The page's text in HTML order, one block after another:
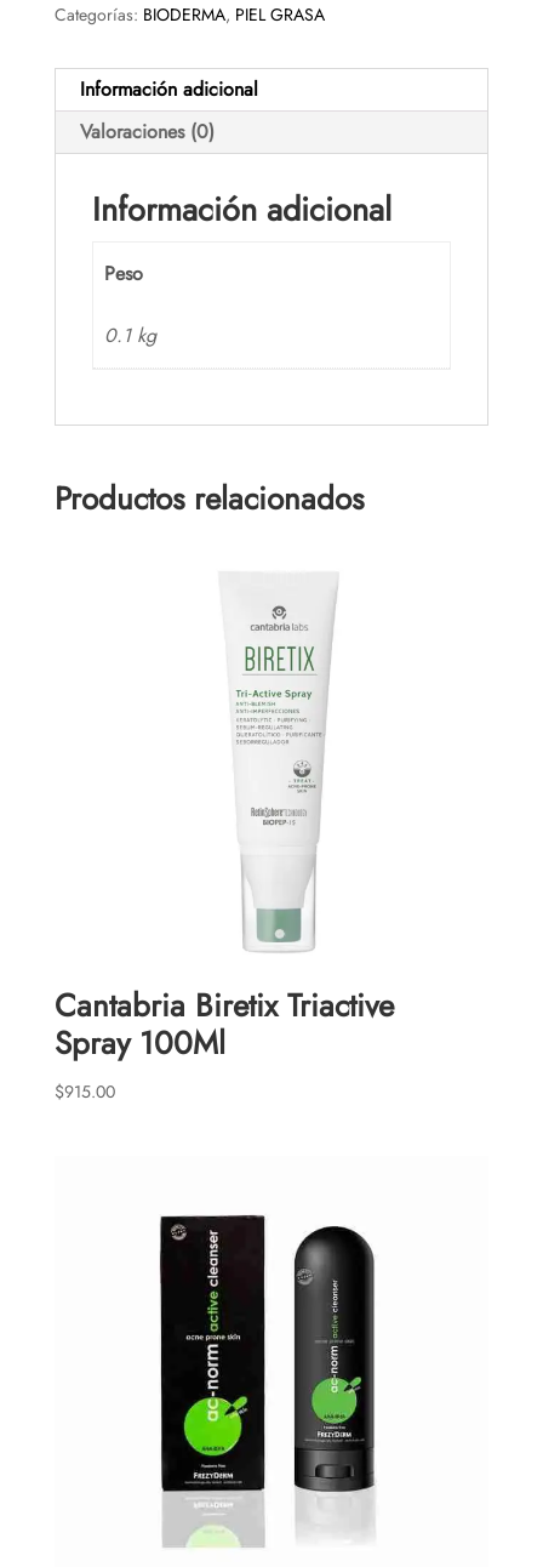
Categorías: BIODERMA, PIEL GRASA
Información adicional
Valoraciones (0)
Información adicional
Peso
0.1 kg
Productos relacionados
Cantabria Biretix Triactive
Spray 100Ml
$915.00